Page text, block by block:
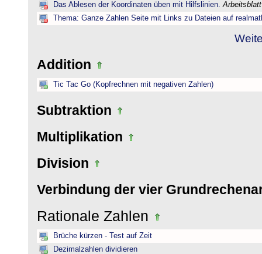
Das Ablesen der Koordinaten üben mit Hilfslinien.
Thema: Ganze Zahlen Seite mit Links zu Dateien auf
Addition
Tic Tac Go (Kopfrechnen mit negativen Zahlen)
Subtraktion
Multiplikation
Division
Verbindung der vier
Rationale Zahlen
Brüche kürzen - Test auf Zeit
Dezimalzahlen dividieren